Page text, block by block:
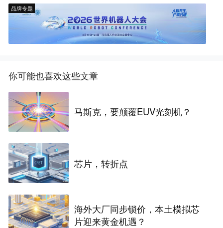
品牌专题
你可能也喜欢这些文章
马斯克，要颠覆EUV光刻机？
芯片，转折点
海外大厂同步锁价，本土模拟芯
片迎来黄金机遇？